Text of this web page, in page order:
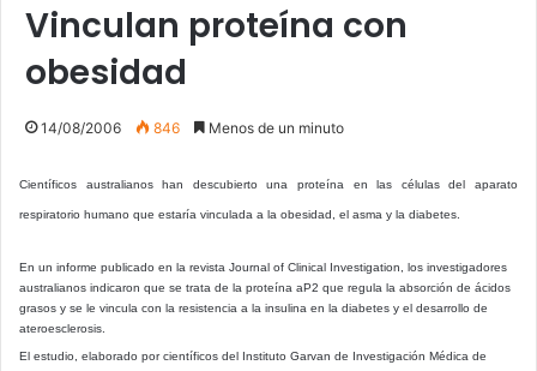
Vinculan proteína con
obesidad
14/08/2006 846 Menos de un minuto
Científicos australianos han descubierto una proteína en las células del aparato
respiratorio humano que estaría vinculada a la obesidad, el asma y la diabetes.
En un informe publicado en la revista Journal of Clinical Investigation, los investigadores
australianos indicaron que se trata de la proteína aP2 que regula la absorción de ácidos
grasos y se le vincula con la resistencia a la insulina en la diabetes y el desarrollo de
ateroesclerosis.
El estudio, elaborado por científicos del Instituto Garvan de Investigación Médica de